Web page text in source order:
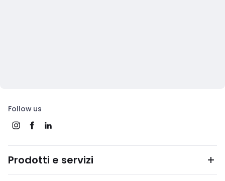
Follow us
Prodotti e servizi